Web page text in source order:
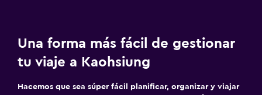
Una forma más fácil de gestionar
tu viaje a Kaohsiung
Hacemos que sea súper fácil planificar, organizar y viajar